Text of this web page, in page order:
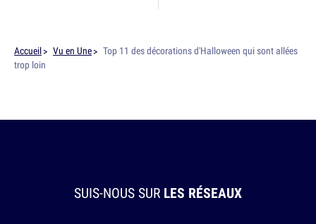
Accueil Vu en Une
Top 11 des décorations d'Halloween qui sont allées
trop loin
SUIS-NOUS SUR LES RÉSEAUX